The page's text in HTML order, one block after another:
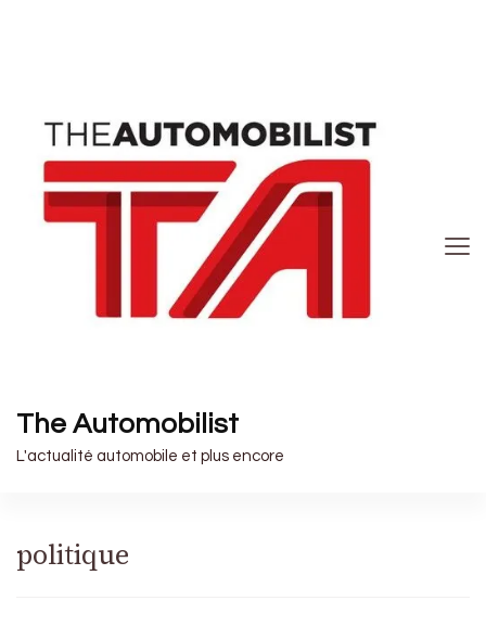
The Automobilist
L'actualité automobile et plus encore
politique